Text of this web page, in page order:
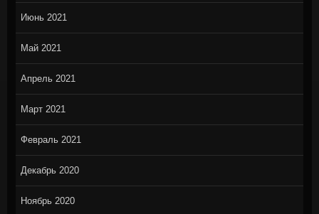
Июнь 2021
Май 2021
Апрель 2021
Март 2021
Февраль 2021
Декабрь 2020
Ноябрь 2020